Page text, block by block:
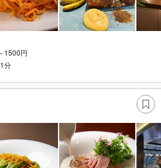
1500円
分